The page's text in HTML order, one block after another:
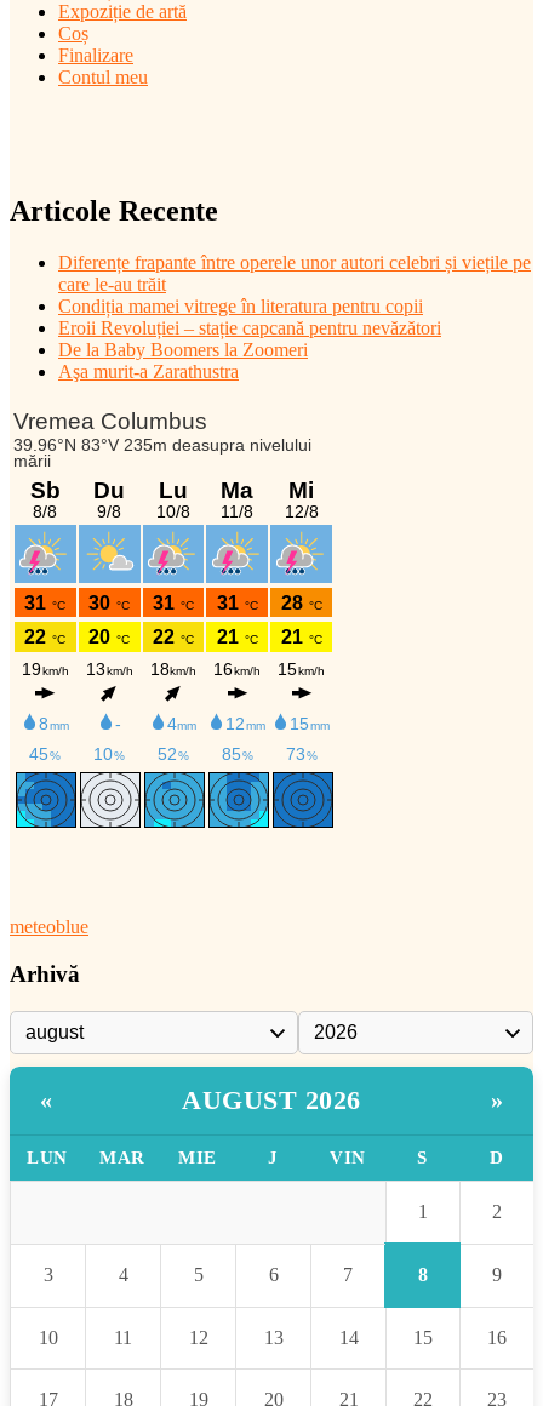
Expoziție de artă
Coș
Finalizare
Contul meu
Articole Recente
Diferențe frapante între operele unor autori celebri și viețile pe
care le-au trăit
Condiția mamei vitrege în literatura pentru copii
Eroii Revoluției – stație capcană pentru nevăzători
De la Baby Boomers la Zoomeri
Aşa murit-a Zarathustra
meteoblue
Arhivă
« AUGUST 2026 »
LUN MAR MIE J VIN S D
1 2
3 4 5 6 7 8 9
10 11 12 13 14 15 16
17 18 19 20 21 22 23